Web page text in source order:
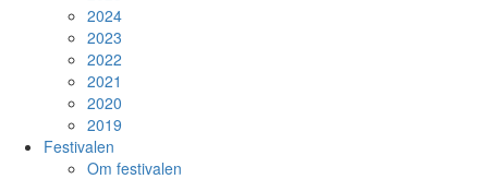
2024
2023
2022
2021
2020
2019
Festivalen
Om festivalen